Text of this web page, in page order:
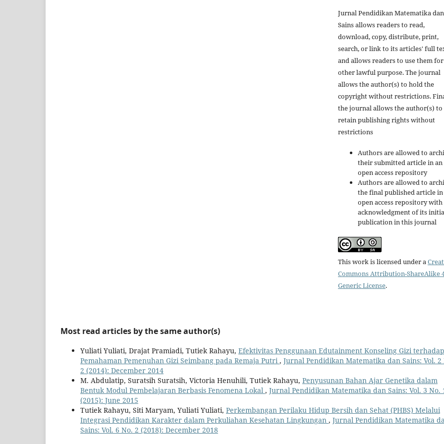
Jurnal Pendidikan Matematika dan
Sains allows readers to read,
download, copy, distribute, print,
search, or link to its articles' full
and allows readers to use them
other lawful purpose. The journal
allows the author(s) to hold the
copyright without restrictions.
the journal allows the author(s) to
retain publishing rights without
restrictions
Authors are allowed to
their submitted article in an
open access repository
Authors are allowed to
the final published article in
open access repository with
acknowledgment of its
publication in this journal
This work is licensed under a
Commons Attribution-ShareAlike
Generic License.
Most read articles by the same author(s)
Yuliati Yuliati, Drajat Pramiadi, Tutiek Rahayu, Efektivitas Penggunaan Edutainment Konseling Gizi terhadap
Pemahaman Pemenuhan Gizi Seimbang pada Remaja Putri , Jurnal Pendidikan Matematika dan Sains: Vol. 2
2 (2014): December 2014
M. Abdulatip, Suratsih Suratsih, Victoria Henuhili, Tutiek Rahayu, Penyusunan Bahan Ajar Genetika dalam
Bentuk Modul Pembelajaran Berbasis Fenomena Lokal , Jurnal Pendidikan Matematika dan Sains: Vol. 3 No.
(2015): June 2015
Tutiek Rahayu, Siti Maryam, Yuliati Yuliati, Perkembangan Perilaku Hidup Bersih dan Sehat (PHBS) Melalui
Integrasi Pendidikan Karakter dalam Perkuliahan Kesehatan Lingkungan , Jurnal Pendidikan Matematika
Sains: Vol. 6 No. 2 (2018): December 2018